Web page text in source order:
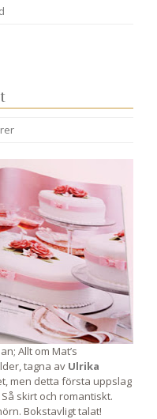
Allt om Mat’s
tagna av Ulrika
men detta första uppslag
skirt och romantiskt.
Bokstavligt talat!